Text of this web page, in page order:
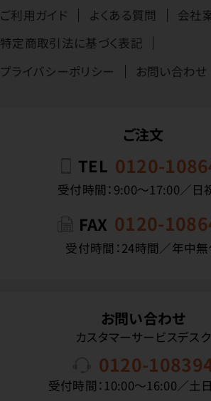
ご利用ガイド よくある質問
会社
特定商取引法に基づく表記
プライバシーポリシー
お問い合わせ
ご注文
TEL 0120-
受付時間：9:00〜17:00／日
FAX 0120-
受付時間：24時間／年中
お問い合わせ
カスタマーサービスデスク
0120-
受付時間：10:00〜16:00／土